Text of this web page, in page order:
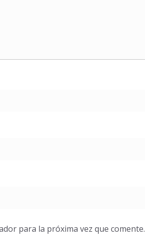
para la próxima vez que comente.